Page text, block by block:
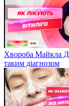
Хвороба Майкла
таким діагнозом